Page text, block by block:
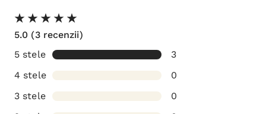
5.0 (3 recenzii)
5 stele
3
4 stele
0
3 stele
0